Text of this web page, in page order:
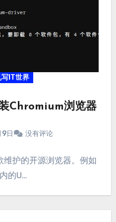
写IT世界
Chromium浏览器
日 没有评论
护的开源浏览器。例如
的U…